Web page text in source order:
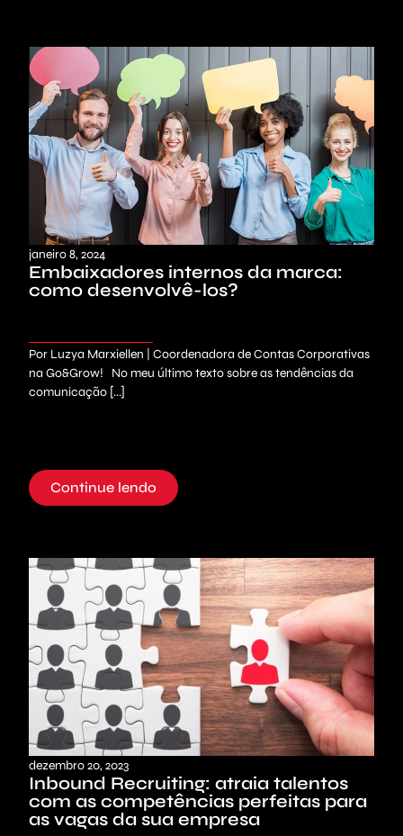
janeiro 8, 2024
Embaixadores internos da marca:
como desenvolvê-los?
Por Luzya Marxiellen | Coordenadora de Contas Corporativas
na Go&Grow! No meu último texto sobre as tendências da
comunicação [...]
Continue lendo
dezembro 20, 2023
Inbound Recruiting: atraia talentos
com as competências perfeitas para
as vagas da sua empresa